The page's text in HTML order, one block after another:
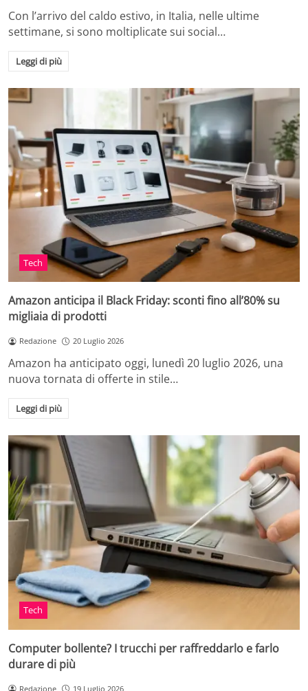
Con l’arrivo del caldo estivo, in Italia, nelle ultime
settimane, si sono moltiplicate sui social…
Leggi di più
Tech
Amazon anticipa il Black Friday: sconti fino all’80% su
migliaia di prodotti
Redazione 20 Luglio 2026
Amazon ha anticipato oggi, lunedì 20 luglio 2026, una
nuova tornata di offerte in stile…
Leggi di più
Tech
Computer bollente? I trucchi per raffreddarlo e farlo
durare di più
Redazione 19 Luglio 2026